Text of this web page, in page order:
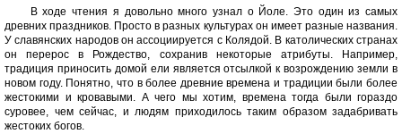
В ходе чтения я довольно много узнал о Йоле. Это один из самых
древних праздников. Просто в разных культурах он имеет разные названия.
У славянских народов он ассоциируется с Колядой. В католических странах
он перерос в Рождество, сохранив некоторые атрибуты. Например,
традиция приносить домой ели является отсылкой к возрождению земли в
новом году. Понятно, что в более древние времена и традиции были более
жестокими и кровавыми. А чего мы хотим, времена тогда были гораздо
суровее, чем сейчас, и людям приходилось таким образом задабривать
жестоких богов.